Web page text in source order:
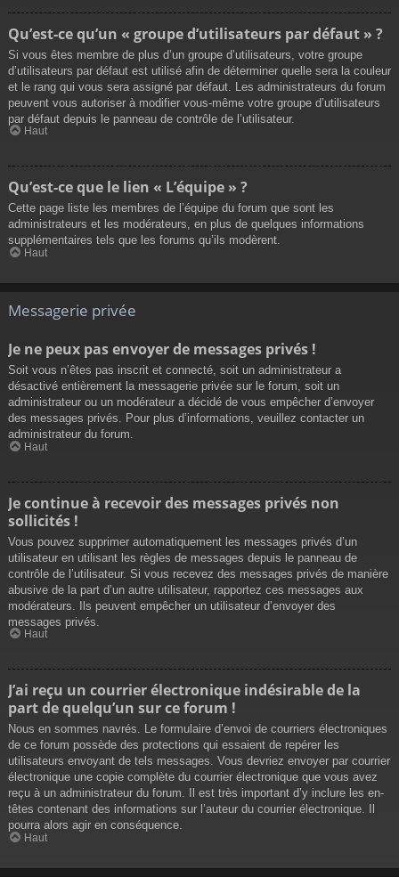
Qu’est-ce qu’un « groupe d’utilisateurs par défaut » ?
Si vous êtes membre de plus d’un groupe d’utilisateurs, votre groupe
d’utilisateurs par défaut est utilisé afin de déterminer quelle sera la couleur
et le rang qui vous sera assigné par défaut. Les administrateurs du forum
peuvent vous autoriser à modifier vous-même votre groupe d’utilisateurs
par défaut depuis le panneau de contrôle de l’utilisateur.
Haut
Qu’est-ce que le lien « L’équipe » ?
Cette page liste les membres de l’équipe du forum que sont les
administrateurs et les modérateurs, en plus de quelques informations
supplémentaires tels que les forums qu’ils modèrent.
Haut
Messagerie privée
Je ne peux pas envoyer de messages privés !
Soit vous n’êtes pas inscrit et connecté, soit un administrateur a
désactivé entièrement la messagerie privée sur le forum, soit un
administrateur ou un modérateur a décidé de vous empêcher d’envoyer
des messages privés. Pour plus d’informations, veuillez contacter un
administrateur du forum.
Haut
Je continue à recevoir des messages privés non
sollicités !
Vous pouvez supprimer automatiquement les messages privés d’un
utilisateur en utilisant les règles de messages depuis le panneau de
contrôle de l’utilisateur. Si vous recevez des messages privés de manière
abusive de la part d’un autre utilisateur, rapportez ces messages aux
modérateurs. Ils peuvent empêcher un utilisateur d’envoyer des
messages privés.
Haut
J’ai reçu un courrier électronique indésirable de la
part de quelqu’un sur ce forum !
Nous en sommes navrés. Le formulaire d’envoi de courriers électroniques
de ce forum possède des protections qui essaient de repérer les
utilisateurs envoyant de tels messages. Vous devriez envoyer par courrier
électronique une copie complète du courrier électronique que vous avez
reçu à un administrateur du forum. Il est très important d’y inclure les en-
têtes contenant des informations sur l’auteur du courrier électronique. Il
pourra alors agir en conséquence.
Haut